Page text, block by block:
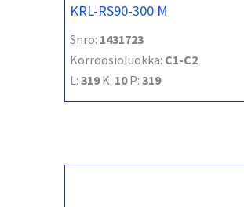
KRL-RS90-300 M
Snro: 1431723
Korroosioluokka: C1-C2
L: 319K: 10P: 319